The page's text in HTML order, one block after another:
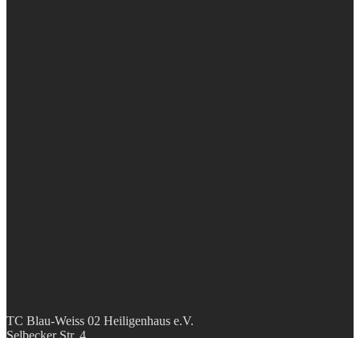
TC Blau-Weiss 02 Heiligenhaus e.V.